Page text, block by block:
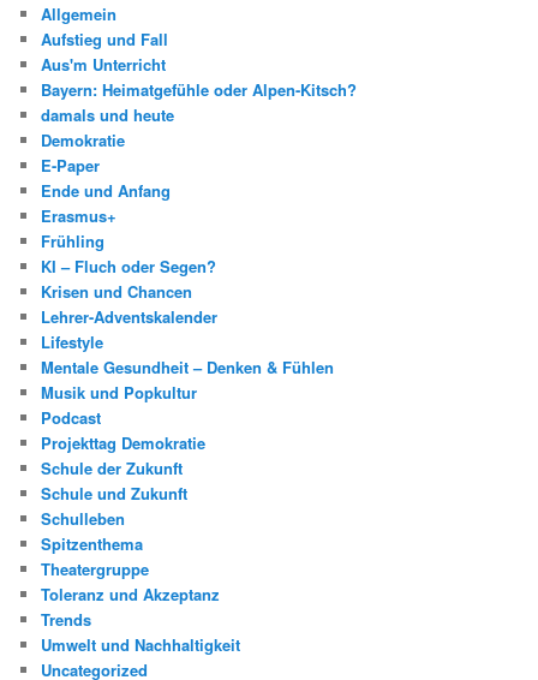
Allgemein
Aufstieg und Fall
Aus'm Unterricht
Bayern: Heimatgefühle oder Alpen-Kitsch?
damals und heute
Demokratie
E-Paper
Ende und Anfang
Erasmus+
Frühling
KI – Fluch oder Segen?
Krisen und Chancen
Lehrer-Adventskalender
Lifestyle
Mentale Gesundheit – Denken & Fühlen
Musik und Popkultur
Podcast
Projekttag Demokratie
Schule der Zukunft
Schule und Zukunft
Schulleben
Spitzenthema
Theatergruppe
Toleranz und Akzeptanz
Trends
Umwelt und Nachhaltigkeit
Uncategorized